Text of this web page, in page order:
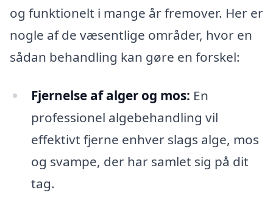
og funktionelt i mange år fremover. Her er
nogle af de væsentlige områder, hvor en
sådan behandling kan gøre en forskel:
Fjernelse af alger og mos: En
professionel algebehandling vil
effektivt fjerne enhver slags alge, mos
og svampe, der har samlet sig på dit
tag.